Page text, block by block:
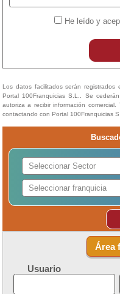
He leído y
Los datos facilitados serán
Portal 100Franquicias S.L.. Se
autoriza a recibir información
contactando con Portal 100Franquicias
Área
Usuario